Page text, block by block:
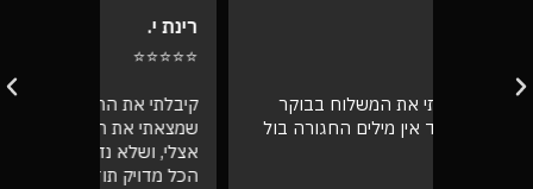
קיבלתי את התיק, מדהים! אין ספק
שמצאתי את החנות שלי שירות מעל הכל
אצלי, ושלא נדבר על התיק המעלף הזה.
הכל מדויק תודה רבה לכם 🙌❤️